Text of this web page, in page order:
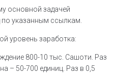
основной задачей
по указанным ссылкам.
уровень заработка:
800-10 тыс. Сашоти. Раз
– 50-700 единиц. Раз в 0,5